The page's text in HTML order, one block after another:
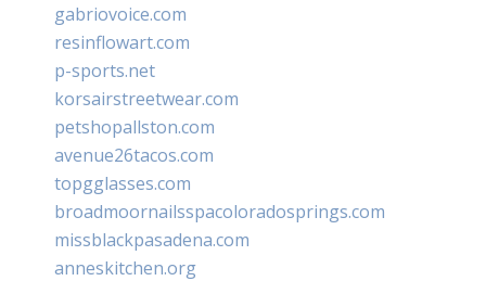
gabriovoice.com
resinflowart.com
p-sports.net
korsairstreetwear.com
petshopallston.com
avenue26tacos.com
topgglasses.com
broadmoornailsspacoloradosprings.com
missblackpasadena.com
anneskitchen.org